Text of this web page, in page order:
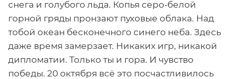
снега и голубого льда. Копья серо-белой
горной гряды пронзают пуховые облака. Над
тобой океан бесконечного синего неба. Здесь
даже время замерзает. Никаких игр, никакой
дипломатии. Только ты и гора. И чувство
победы. 20 октября всё это посчастливилось